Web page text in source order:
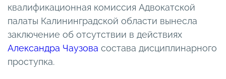
квалификационная комиссия Адвокатской
палаты Калининградской области вынесла
заключение об отсутствии в действиях
Александра Чаузова состава дисциплинарного
проступка.